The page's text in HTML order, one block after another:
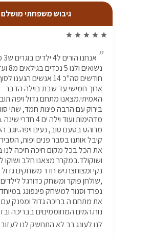
גיבוש משפחתי מושלם
star
star
star
star
star
חודשים סה"כ 14 אנשים
ארוך חמישי עד שבת בוילה הדבר
האמיתי.מצאנו מתחם גדול ויפה
בירוק עם הרבה פינות חמד, שתי
מדהימות ועוד וילה ים 4
מרוהט בטעם טוב, נעים ויפה.יוגב
קיבל אותנו בסבר פנים יפות,
את הכל.בכל מקום חיכה חיכה לנו
ושוקולד.במקרר מצאנו חלב ושוקו
נקי ומצוחצח.יש חדר משחקים
,שולחן פוקר ומשחק כדורגל
נפרד וסגור למשחק פינפונג
את מתחם ה בריכה גדול ומפנק
נוח.המים המחוממיםים בבריכה
לנו לעונג רב לא התחשק לנו לעזוב.